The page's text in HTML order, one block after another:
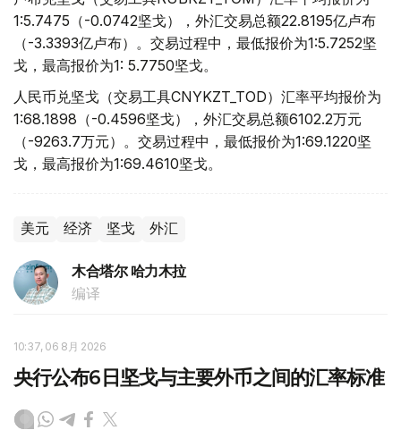
1:5.7475（-0.0742坚戈），外汇交易总额22.8195亿卢布
（-3.3393亿卢布）。交易过程中，最低报价为1:5.7252坚
戈，最高报价为1: 5.7750坚戈。
人民币兑坚戈（交易工具CNYKZT_TOD）汇率平均报价为
1:68.1898（-0.4596坚戈），外汇交易总额6102.2万元
（-9263.7万元）。交易过程中，最低报价为1:69.1220坚
戈，最高报价为1:69.4610坚戈。
美元 经济 坚戈 外汇
木合塔尔 哈力木拉
编译
10:37, 06 8月 2026
央行公布6日坚戈与主要外币之间的汇率标准